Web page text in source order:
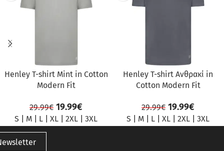
Henley T-shirt Mint in Cotton
Modern Fit
29.99€ 19.99€
S M L XL 2XL 3XL
Henley T-shirt Ανθρακί in
Cotton Modern Fit
29.99€ 19.99€
S M L XL 2XL 3XL